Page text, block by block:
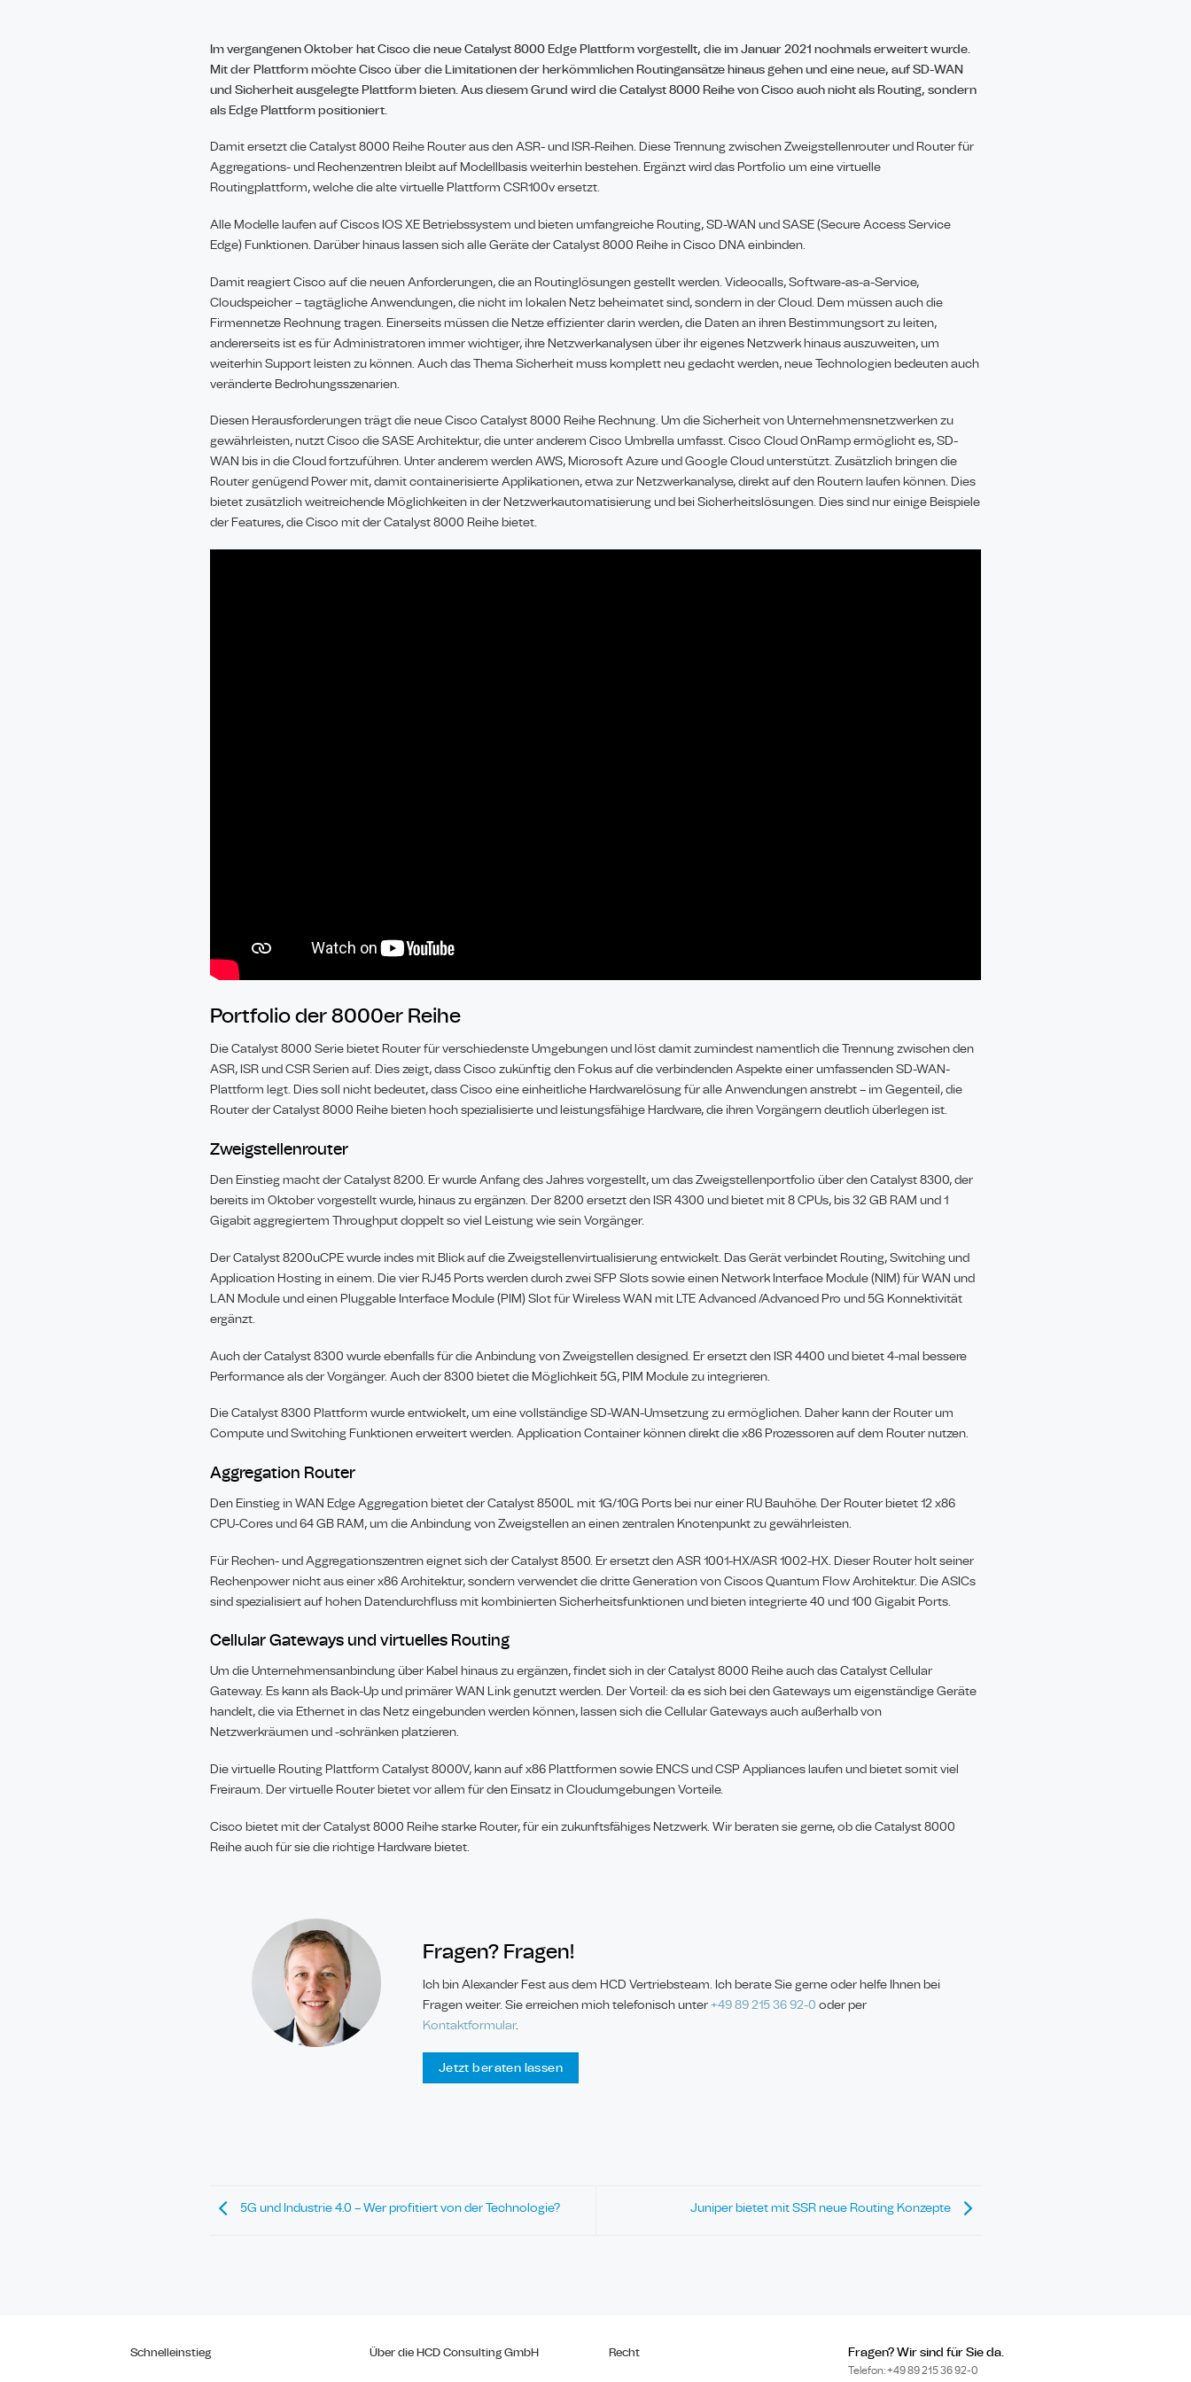
Im vergangenen Oktober hat Cisco die neue Catalyst 8000 Edge Plattform vorgestellt, die im Januar 2021 nochmals erweitert wurde.
Mit der Plattform möchte Cisco über die Limitationen der herkömmlichen Routingansätze hinaus gehen und eine neue, auf SD-WAN
und Sicherheit ausgelegte Plattform bieten. Aus diesem Grund wird die Catalyst 8000 Reihe von Cisco auch nicht als Routing, sondern
als Edge Plattform positioniert.
Damit ersetzt die Catalyst 8000 Reihe Router aus den ASR- und ISR-Reihen. Diese Trennung zwischen Zweigstellenrouter und Router für
Aggregations- und Rechenzentren bleibt auf Modellbasis weiterhin bestehen. Ergänzt wird das Portfolio um eine virtuelle
Routingplattform, welche die alte virtuelle Plattform CSR100v ersetzt.
Alle Modelle laufen auf Ciscos IOS XE Betriebssystem und bieten umfangreiche Routing, SD-WAN und SASE (Secure Access Service
Edge) Funktionen. Darüber hinaus lassen sich alle Geräte der Catalyst 8000 Reihe in Cisco DNA einbinden.
Damit reagiert Cisco auf die neuen Anforderungen, die an Routinglösungen gestellt werden. Videocalls, Software-as-a-Service,
Cloudspeicher – tagtägliche Anwendungen, die nicht im lokalen Netz beheimatet sind, sondern in der Cloud. Dem müssen auch die
Firmennetze Rechnung tragen. Einerseits müssen die Netze effizienter darin werden, die Daten an ihren Bestimmungsort zu leiten,
andererseits ist es für Administratoren immer wichtiger, ihre Netzwerkanalysen über ihr eigenes Netzwerk hinaus auszuweiten, um
weiterhin Support leisten zu können. Auch das Thema Sicherheit muss komplett neu gedacht werden, neue Technologien bedeuten auch
veränderte Bedrohungsszenarien.
Diesen Herausforderungen trägt die neue Cisco Catalyst 8000 Reihe Rechnung. Um die Sicherheit von Unternehmensnetzwerken zu
gewährleisten, nutzt Cisco die SASE Architektur, die unter anderem Cisco Umbrella umfasst. Cisco Cloud OnRamp ermöglicht es, SD-
WAN bis in die Cloud fortzuführen. Unter anderem werden AWS, Microsoft Azure und Google Cloud unterstützt. Zusätzlich bringen die
Router genügend Power mit, damit containerisierte Applikationen, etwa zur Netzwerkanalyse, direkt auf den Routern laufen können. Dies
bietet zusätzlich weitreichende Möglichkeiten in der Netzwerkautomatisierung und bei Sicherheitslösungen. Dies sind nur einige Beispiele
der Features, die Cisco mit der Catalyst 8000 Reihe bietet.
Portfolio der 8000er Reihe
Die Catalyst 8000 Serie bietet Router für verschiedenste Umgebungen und löst damit zumindest namentlich die Trennung zwischen den
ASR, ISR und CSR Serien auf. Dies zeigt, dass Cisco zukünftig den Fokus auf die verbindenden Aspekte einer umfassenden SD-WAN-
Plattform legt. Dies soll nicht bedeutet, dass Cisco eine einheitliche Hardwarelösung für alle Anwendungen anstrebt – im Gegenteil, die
Router der Catalyst 8000 Reihe bieten hoch spezialisierte und leistungsfähige Hardware, die ihren Vorgängern deutlich überlegen ist.
Zweigstellenrouter
Den Einstieg macht der Catalyst 8200. Er wurde Anfang des Jahres vorgestellt, um das Zweigstellenportfolio über den Catalyst 8300, der
bereits im Oktober vorgestellt wurde, hinaus zu ergänzen. Der 8200 ersetzt den ISR 4300 und bietet mit 8 CPUs, bis 32 GB RAM und 1
Gigabit aggregiertem Throughput doppelt so viel Leistung wie sein Vorgänger.
Der Catalyst 8200uCPE wurde indes mit Blick auf die Zweigstellenvirtualisierung entwickelt. Das Gerät verbindet Routing, Switching und
Application Hosting in einem. Die vier RJ45 Ports werden durch zwei SFP Slots sowie einen Network Interface Module (NIM) für WAN und
LAN Module und einen Pluggable Interface Module (PIM) Slot für Wireless WAN mit LTE Advanced /Advanced Pro und 5G Konnektivität
ergänzt.
Auch der Catalyst 8300 wurde ebenfalls für die Anbindung von Zweigstellen designed. Er ersetzt den ISR 4400 und bietet 4-mal bessere
Performance als der Vorgänger. Auch der 8300 bietet die Möglichkeit 5G, PIM Module zu integrieren.
Die Catalyst 8300 Plattform wurde entwickelt, um eine vollständige SD-WAN-Umsetzung zu ermöglichen. Daher kann der Router um
Compute und Switching Funktionen erweitert werden. Application Container können direkt die x86 Prozessoren auf dem Router nutzen.
Aggregation Router
Den Einstieg in WAN Edge Aggregation bietet der Catalyst 8500L mit 1G/10G Ports bei nur einer RU Bauhöhe. Der Router bietet 12 x86
CPU-Cores und 64 GB RAM, um die Anbindung von Zweigstellen an einen zentralen Knotenpunkt zu gewährleisten.
Für Rechen- und Aggregationszentren eignet sich der Catalyst 8500. Er ersetzt den ASR 1001-HX/ASR 1002-HX. Dieser Router holt seiner
Rechenpower nicht aus einer x86 Architektur, sondern verwendet die dritte Generation von Ciscos Quantum Flow Architektur. Die ASICs
sind spezialisiert auf hohen Datendurchfluss mit kombinierten Sicherheitsfunktionen und bieten integrierte 40 und 100 Gigabit Ports.
Cellular Gateways und virtuelles Routing
Um die Unternehmensanbindung über Kabel hinaus zu ergänzen, findet sich in der Catalyst 8000 Reihe auch das Catalyst Cellular
Gateway. Es kann als Back-Up und primärer WAN Link genutzt werden. Der Vorteil: da es sich bei den Gateways um eigenständige Geräte
handelt, die via Ethernet in das Netz eingebunden werden können, lassen sich die Cellular Gateways auch außerhalb von
Netzwerkräumen und -schränken platzieren.
Die virtuelle Routing Plattform Catalyst 8000V, kann auf x86 Plattformen sowie ENCS und CSP Appliances laufen und bietet somit viel
Freiraum. Der virtuelle Router bietet vor allem für den Einsatz in Cloudumgebungen Vorteile.
Cisco bietet mit der Catalyst 8000 Reihe starke Router, für ein zukunftsfähiges Netzwerk. Wir beraten sie gerne, ob die Catalyst 8000
Reihe auch für sie die richtige Hardware bietet.
Fragen? Fragen!
Ich bin Alexander Fest aus dem HCD Vertriebsteam. Ich berate Sie gerne oder helfe Ihnen bei
Fragen weiter. Sie erreichen mich telefonisch unter+49 89215 36 92-0 oder per
Kontaktformular.
Jetzt beraten lassen
5G und Industrie 4.0 – Wer profitiert von der Technologie? Juniper bietet mit SSR neue Routing Konzepte
Schnelleinstieg Über die HCD Consulting GmbH Recht Fragen? Wir sind für Sie da.
Telefon: +49 89215 36 92-0